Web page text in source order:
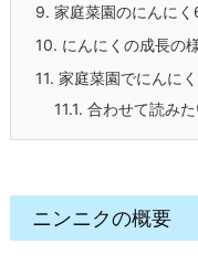
9. 家庭菜園のにんに
10. にんにくの成長の
11. 家庭菜園でにんに
11.1. 合わせて読み
ニンニクの概要